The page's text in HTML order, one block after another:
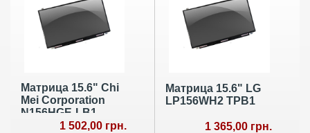
Матрица 15.6" Chi
Mei Corporation
N156HGE-LB1
1 502,00 грн.
Матрица 15.6" LG
LP156WH2 TPB1
1 365,00 грн.